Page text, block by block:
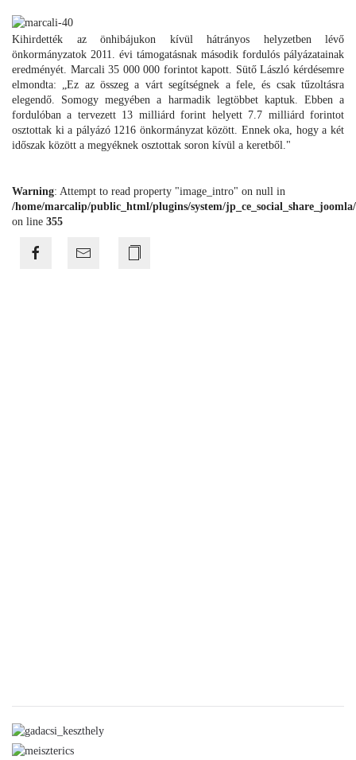
Kihirdették az önhibájukon kívül hátrányos helyzetben lévő
önkormányzatok 2011. évi támogatásnak második fordulós pályázatainak
eredményét. Marcali 35 000 000 forintot kapott. Sütő László kérdésemre
elmondta: „Ez az összeg a várt segítségnek a fele, és csak tűzoltásra
elegendő. Somogy megyében a harmadik legtöbbet kaptuk. Ebben a
fordulóban a tervezett 13 milliárd forint helyett 7.7 milliárd forintot
osztottak ki a pályázó 1216 önkormányzat között. Ennek oka, hogy a két
időszak között a megyéknek osztottak soron kívül a keretből."
Warning: Attempt to read property "image_intro" on null in
/home/marcalip/public_html/plugins/system/
on line 355